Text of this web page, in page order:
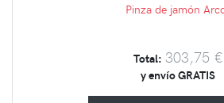
Pinza de jamón
Total: 303,75 €
y envío GRATIS